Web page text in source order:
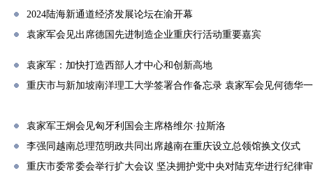
2024陆海新通道经济发展论坛在渝开幕
袁家军会见出席德国先进制造企业重庆行活动重要嘉宾
袁家军：加快打造西部人才中心和创新高地
重庆市与新加坡南洋理工大学签署合作备忘录 袁家军会见何德华
袁家军王炯会见匈牙利国会主席格维尔·拉斯洛
李强同越南总理范明政共同出席越南在重庆设立总领馆换文仪式
重庆市委常委会举行扩大会议 坚决拥护党中央对陆克华进行纪律